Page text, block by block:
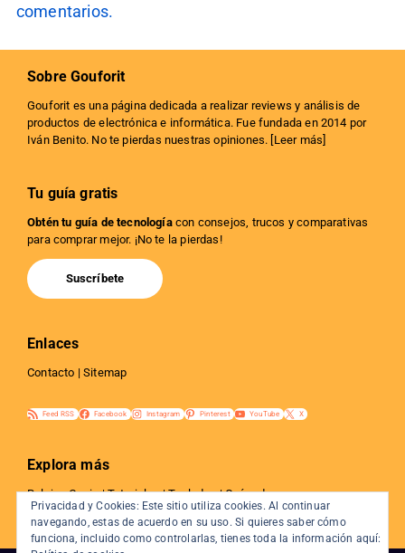
comentarios.
Sobre Gouforit
Gouforit es una página dedicada a realizar reviews y análisis de
productos de electrónica e informática. Fue fundada en 2014 por
Iván Benito. No te pierdas nuestras opiniones. [ Leer más
Tu guía gratis
Obtén tu guía de tecnologíacon consejos, trucos y comparativas
para comprar mejor. ¡No te la pierdas!
Suscríbete
Enlaces
Contacto | Sitemap
Feed RSS Facebook Instagram Pinterest YouTube X
Explora más
Relojes Casio|Tutoriales|Teclados|Guías de compra
Auriculares|Accesorios|eBooks|Calculadoras
Privacidad y Cookies: Este sitio utiliza cookies. Al continuar
navegando, estas de acuerdo en su uso. Si quieres saber cómo
funciona, incluido como controlarlas, tienes toda la información aquí: